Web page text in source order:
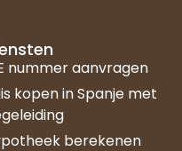
nummer aanvragen
kopen in Spanje met
berekenen